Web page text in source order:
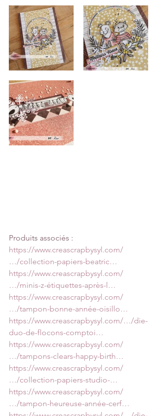
Produits associés :
https://www.creascrapbysyl.com/
…/collection-papiers-beatric…
https://www.creascrapbysyl.com/
…/minis-z-étiquettes-après-l…
https://www.creascrapbysyl.com/
…/tampon-bonne-année-oisillo…
https://www.creascrapbysyl.com/…/die-
duo-de-flocons-comptoi…
https://www.creascrapbysyl.com/
…/tampons-clears-happy-birth…
https://www.creascrapbysyl.com/
…/collection-papiers-studio-…
https://www.creascrapbysyl.com/
…/tampon-heureuse-année-cerf…